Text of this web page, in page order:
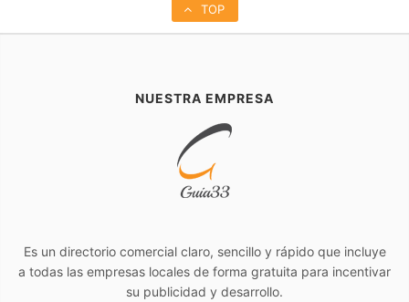
TOP
NUESTRA EMPRESA
Es un directorio comercial claro, sencillo y rápido que incluye
a todas las empresas locales de forma gratuita para incentivar
su publicidad y desarrollo.